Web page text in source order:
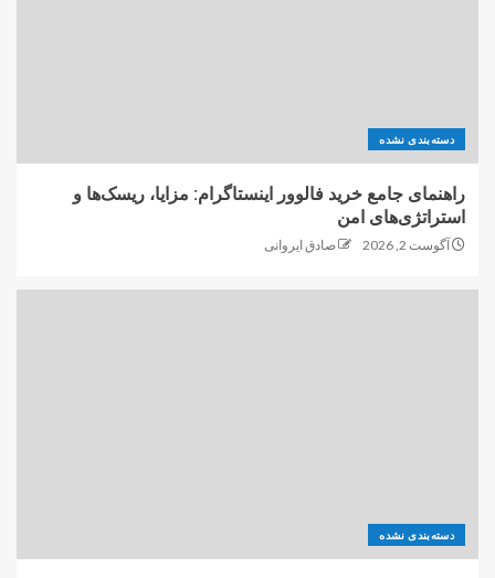
دسته‌بندی نشده
راهنمای جامع خرید فالوور اینستاگرام: مزایا، ریسک‌ها و
استراتژی‌های امن
آگوست 2, 2026 صادق ایروانی
دسته‌بندی نشده